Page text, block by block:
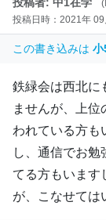
投稿日時：2021年
この書き込みは 小
鉄緑会は西北に
ませんが、上位
われている方も
し、通信でお
てる方もいます
が、こなせては